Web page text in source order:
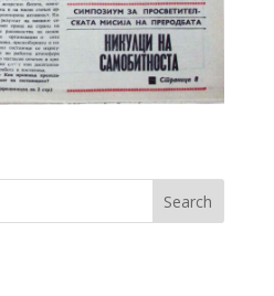
Search